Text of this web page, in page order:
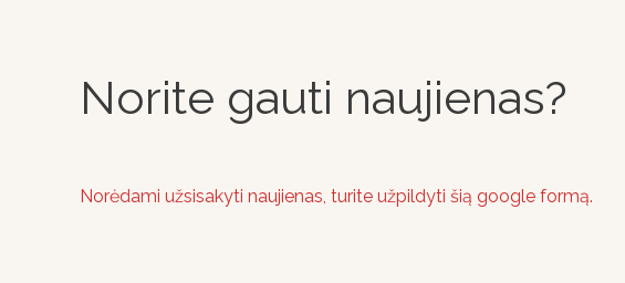
Norite gauti naujienas?
Norėdami užsisakyti naujienas, turite užpildyti šią google formą.